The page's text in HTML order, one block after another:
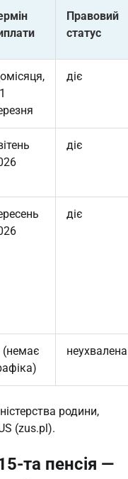
Правовий
статус
діє
діє
діє
неухвалена
родини,
(zus.pl).
та пенсія —